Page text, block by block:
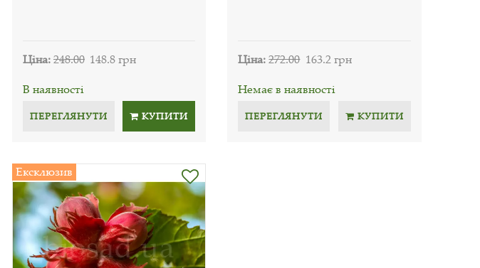
Ціна:248.00 148.8 грн
В наявності
ПЕРЕГЛЯНУТИ КУПИТИ
Ціна:272.00 163.2 грн
Немає в наявності
ПЕРЕГЛЯНУТИ КУПИТИ
Ексклюзив